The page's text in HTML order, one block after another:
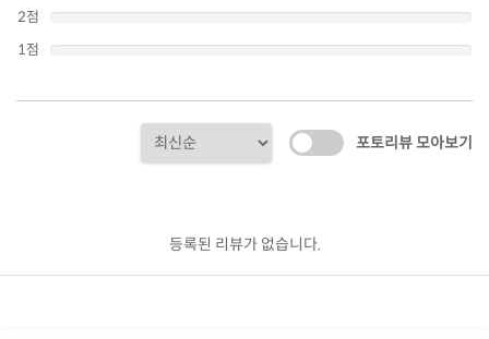
2점
1점
포토리뷰 모아보기
등록된 리뷰가 없습니다.